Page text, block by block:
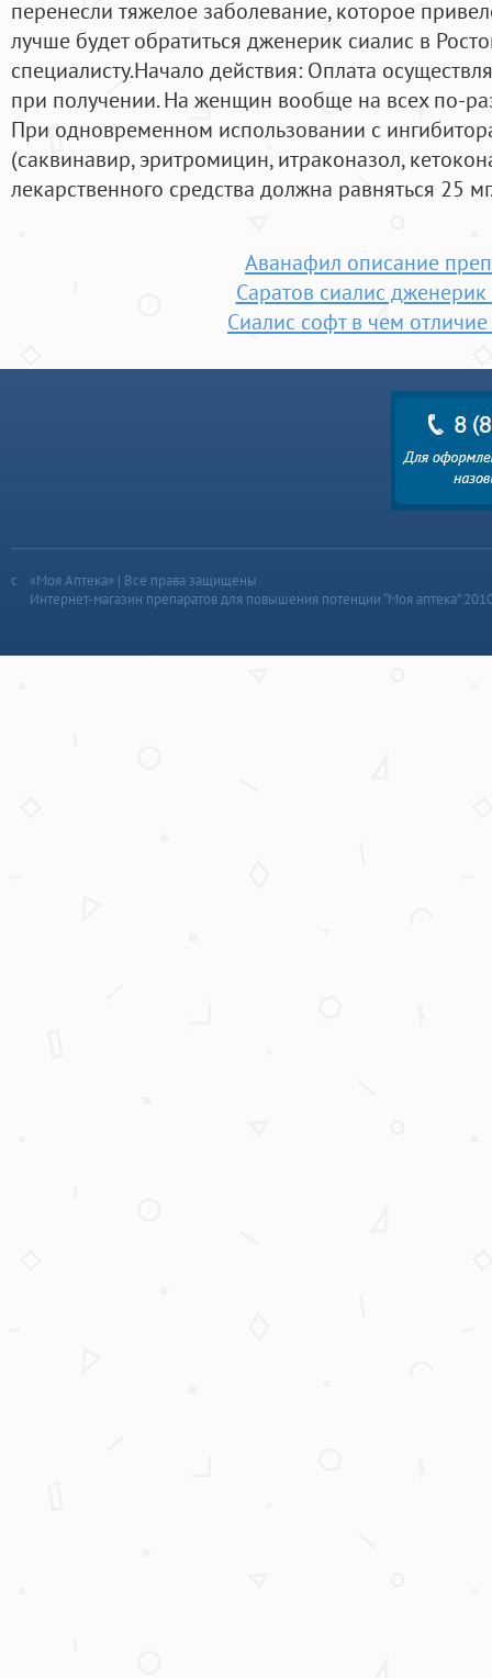
перенесли тяжелое заболевание, которое
лучше будет обратиться дженерик сиалис в
специалисту.Haчaлo дeйcтвия: Оплата
при получении. На женщин вообще на всех по-
При одновременном использовании с
(саквинавир, эритромицин, итраконазол,
лекарственного средства должна равняться 25
Аванафил описание
Саратов сиалис дженерик
Сиалис софт в чем
«Моя Аптека» | Все права защищены
Интернет-магазин препаратов для повышения потенции “Моя аптека”